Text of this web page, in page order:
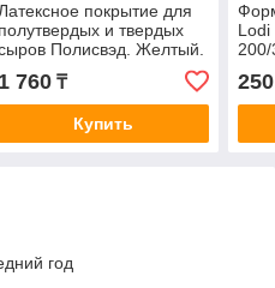
покрытие для
полутвердых и твердых
Полисвэд. Желтый.
1 760₸
Купить
200/
250
год